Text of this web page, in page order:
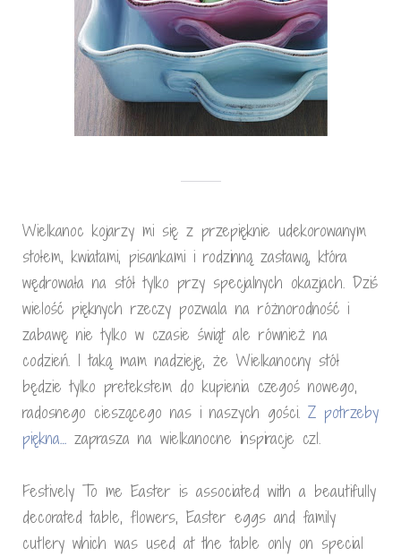
Wielkanoc kojarzy mi się z przepięknie udekorowanym
stołem, kwiatami, pisankami i rodzinną zastawą, która
wędrowała na stół tylko przy specjalnych okazjach. Dziś
wielość pięknych rzeczy pozwala na różnorodność i
zabawę nie tylko w czasie świąt ale również na
codzień. I taką mam nadzieję, że Wielkanocny stół
będzie tylko pretekstem do kupienia czegoś nowego,
radosnego cieszącego nas i naszych gości. Z potrzeby
piękna… zaprasza na wielkanocne inspiracje cz1.
Festively To me Easter is associated with a beautifully
decorated table, flowers, Easter eggs and family
cutlery which was used at the table only on special